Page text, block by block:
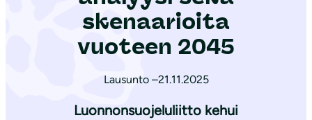
skenaarioita
vuoteen 2045
Lausunto –21.11.2025
Luonnonsuojeluliitto kehui